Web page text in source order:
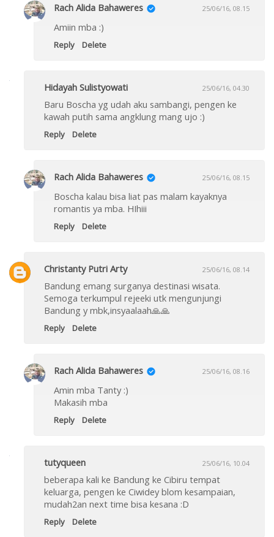
Rach Alida Bahaweres 25/06/16, 08.15
Amiin mba :)
Reply Delete
Hidayah Sulistyowati 25/06/16, 04.30
Baru Boscha yg udah aku sambangi, pengen ke
kawah putih sama angklung mang ujo :)
Reply Delete
Rach Alida Bahaweres 25/06/16, 08.15
Boscha kalau bisa liat pas malam kayaknya
romantis ya mba. HIhiii
Reply Delete
Christanty Putri Arty 25/06/16, 08.14
Bandung emang surganya destinasi wisata.
Semoga terkumpul rejeeki utk mengunjungi
Bandung y mbk,insyaalaah🙏🙏
Reply Delete
Rach Alida Bahaweres 25/06/16, 08.16
Amin mba Tanty :)
Makasih mba
Reply Delete
tutyqueen 25/06/16, 10.04
beberapa kali ke Bandung ke Cibiru tempat
keluarga, pengen ke Ciwidey blom kesampaian,
mudah2an next time bisa kesana :D
Reply Delete